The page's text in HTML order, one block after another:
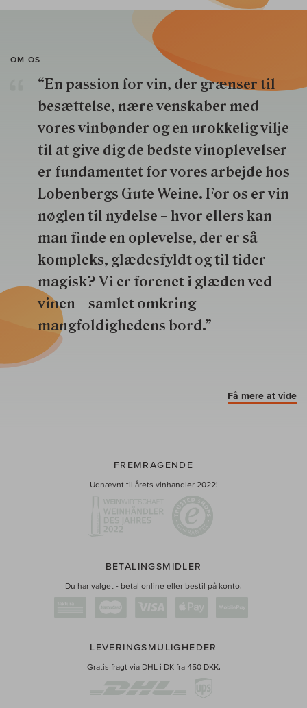
OM OS
“En passion for vin, der grænser til
besættelse, nære venskaber med
vores vinbønder og en urokkelig vilje
til at give dig de bedste vinoplevelser
er fundamentet for vores arbejde hos
Lobenbergs Gute Weine. For os er vin
nøglen til nydelse – hvor ellers kan
man finde en oplevelse, der er så
kompleks, glædesfyldt og til tider
magisk? Vi er forenet i glæden ved
vinen – samlet omkring
mangfoldighedens bord.”
Få mere at vide
FREMRAGENDE
Udnævnt til årets vinhandler 2022!
BETALINGSMIDLER
Du har valget - betal online eller bestil på konto.
LEVERINGSMULIGHEDER
Gratis fragt via DHL i DK fra 450 DKK.